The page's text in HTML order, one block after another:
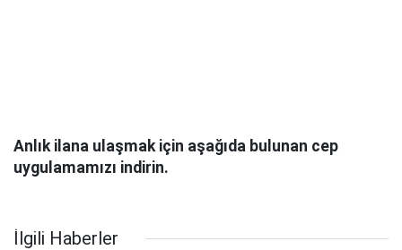
Anlık ilana ulaşmak için aşağıda bulunan cep
uygulamamızı indirin.
İlgili Haberler